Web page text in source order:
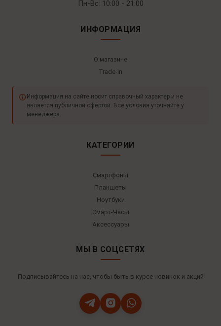
Пн-Вс: 10:00 - 21:00
ИНФОРМАЦИЯ
О магазине
Trade-In
Информация на сайте носит справочный характер и не
является публичной офертой. Все условия уточняйте у
менеджера.
КАТЕГОРИИ
Смартфоны
Планшеты
Ноутбуки
Смарт-Часы
Аксессуары
МЫ В СОЦСЕТЯХ
Подписывайтесь на нас, чтобы быть в курсе новинок и акций